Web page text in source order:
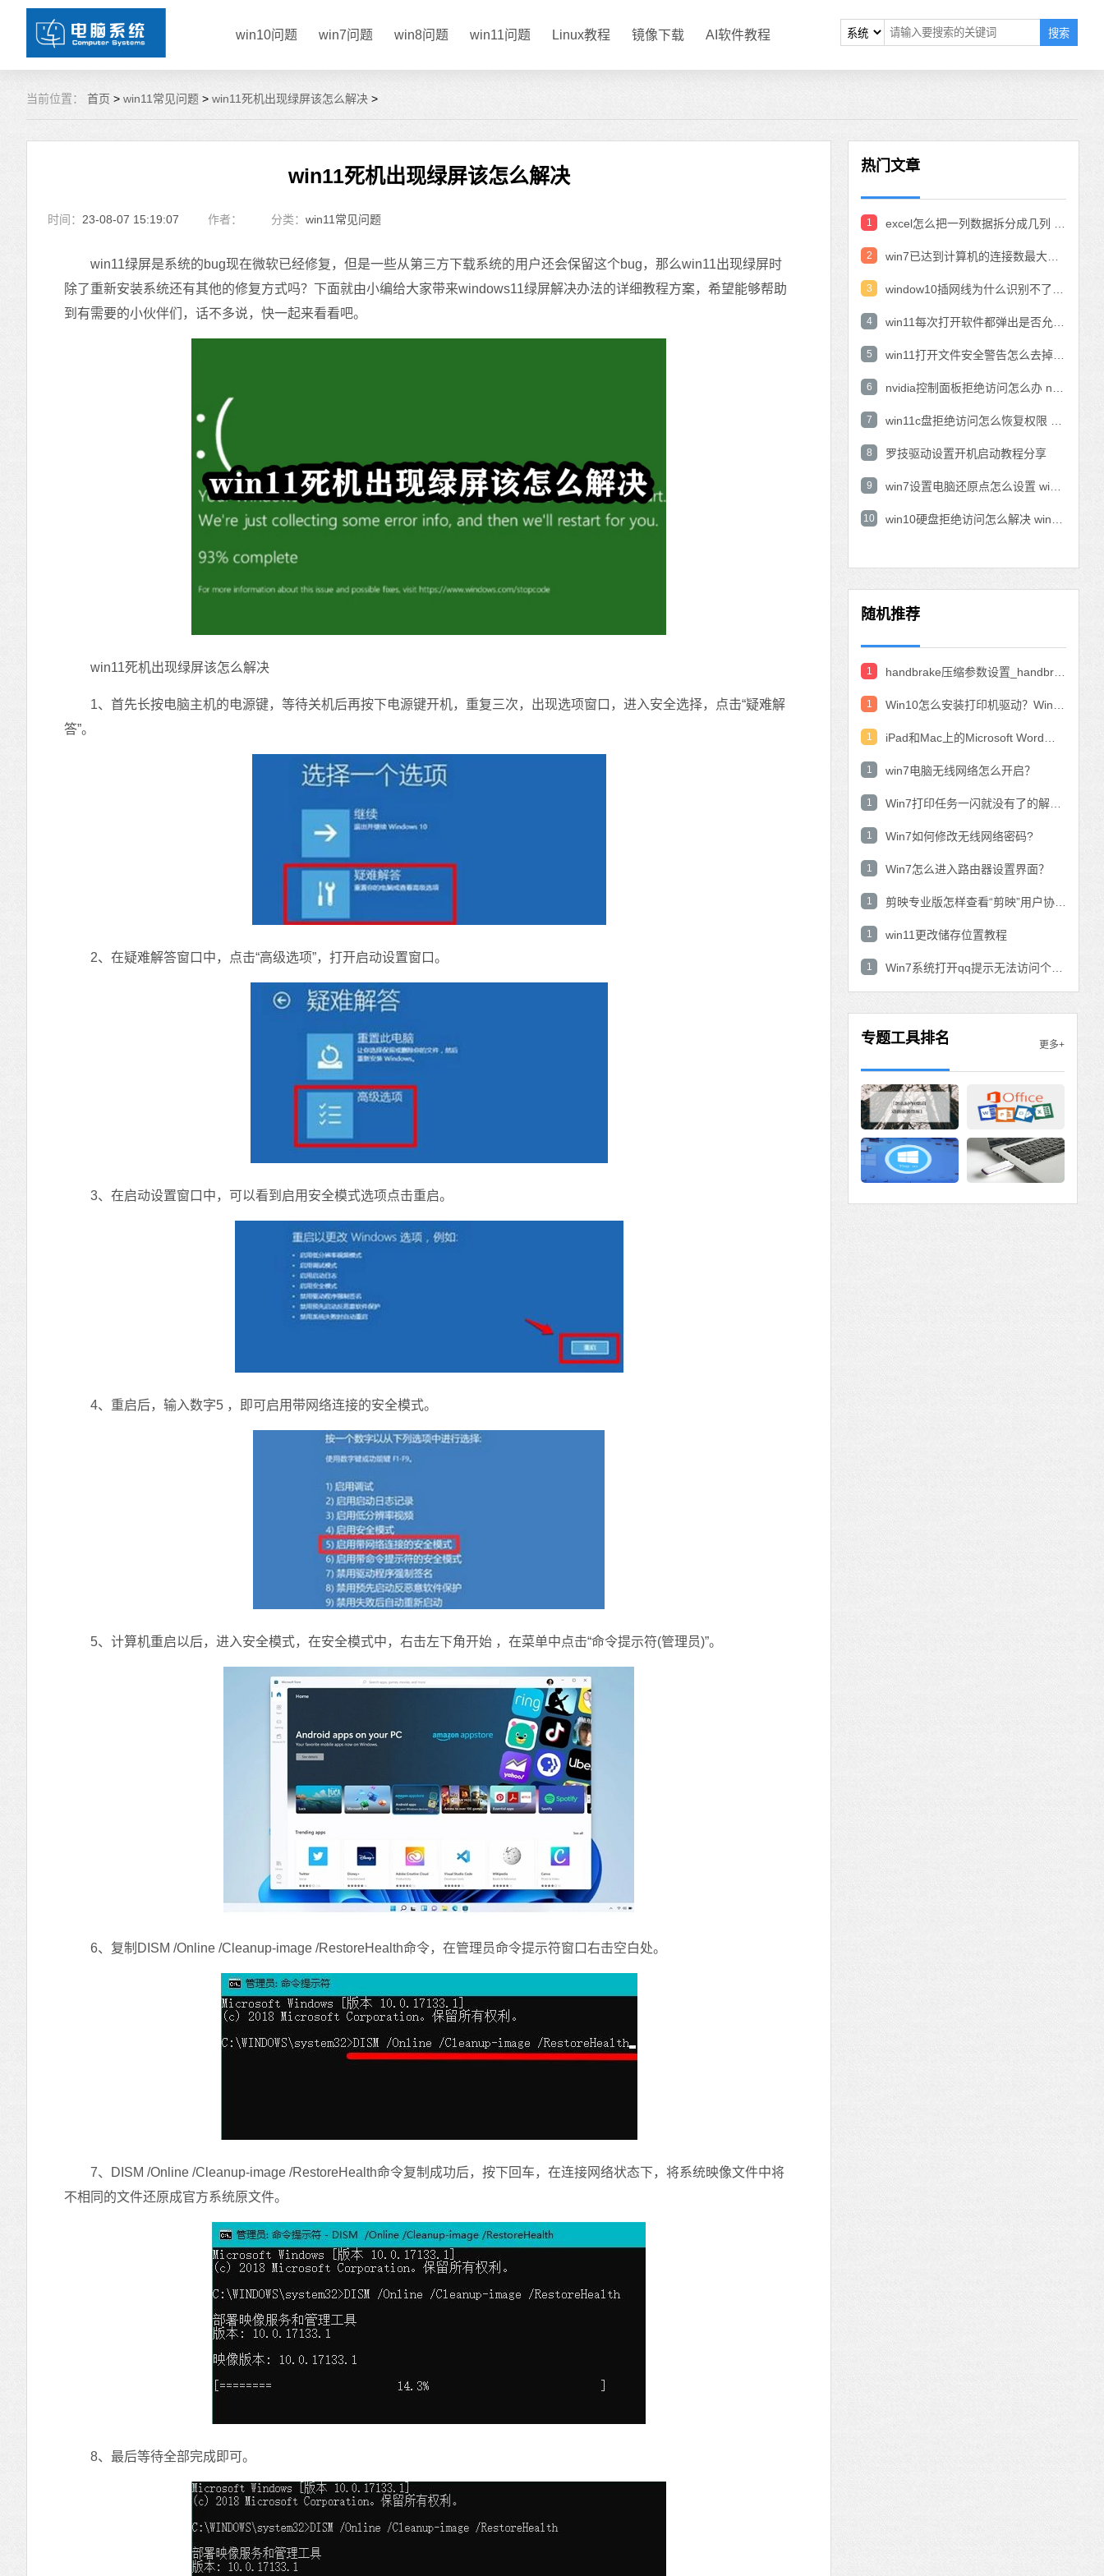
win10问题 win7问题 win8问题 win11问题 Linux教程 镜像下载 AI软件教程 搜索
当前位置： 首页 > win11常见问题 > win11死机出现绿屏该怎么解决 >
win11死机出现绿屏该怎么解决
时间： 23-08-07 15:19:07 作者： 分类： win11常见问题
win11绿屏是系统的bug现在微软已经修复，但是一些从第三方下载系统的用户还会保留这个bug，那么win11出现绿屏时
除了重新安装系统还有其他的修复方式吗？下面就由小编给大家带来windows11绿屏解决办法的详细教程方案，希望能够帮助
到有需要的小伙伴们，话不多说，快一起来看看吧。
win11死机出现绿屏该怎么解决
1、首先长按电脑主机的电源键，等待关机后再按下电源键开机，重复三次，出现选项窗口，进入安全选择，点击“疑难解
答”。
2、在疑难解答窗口中，点击“高级选项”，打开启动设置窗口。
3、在启动设置窗口中，可以看到启用安全模式选项点击重启。
4、重启后，输入数字5 ，即可启用带网络连接的安全模式。
5、计算机重启以后，进入安全模式，在安全模式中，右击左下角开始 ，在菜单中点击“命令提示符(管理员)”。
6、复制DISM /Online /Cleanup-image /RestoreHealth命令，在管理员命令提示符窗口右击空白处。
7、DISM /Online /Cleanup-image /RestoreHealth命令复制成功后，按下回车，在连接网络状态下，将系统映像文件中将
不相同的文件还原成官方系统原文件。
8、最后等待全部完成即可。
热门文章
1
2
3
4
5
6
7
8 罗技驱动设置开机启动教程分享
9
10
随机推荐
1
1
1
1 win7电脑无线网络怎么开启？
1
1 Win7如何修改无线网络密码?
1 Win7怎么进入路由器设置界面？
1
1 win11更改储存位置教程
1
专题工具排名 更多+